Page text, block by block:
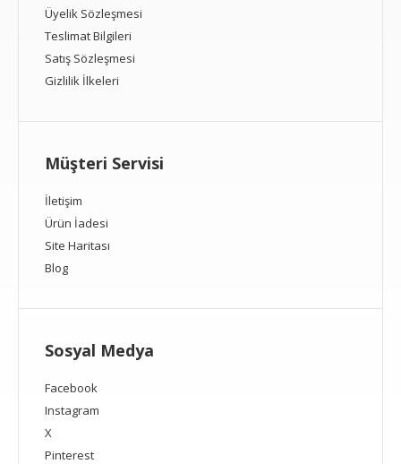
Üyelik Sözleşmesi
Teslimat Bilgileri
Satış Sözleşmesi
Gizlilik İlkeleri
Müşteri Servisi
İletişim
Ürün İadesi
Site Haritası
Blog
Sosyal Medya
Facebook
Instagram
X
Pinterest